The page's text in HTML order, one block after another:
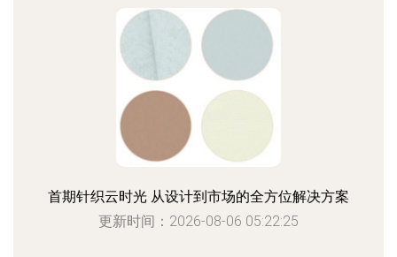
首期针织云时光 从设计到市场的全方位解决方案
更新时间：2026-08-06 05:22:25